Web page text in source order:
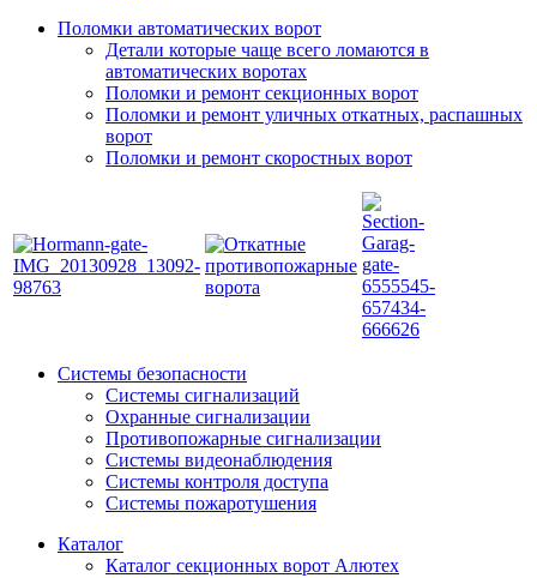
Поломки автоматических ворот
Детали которые чаще всего ломаются в
автоматических воротах
Поломки и ремонт секционных ворот
Поломки и ремонт уличных откатных, распашных
ворот
Поломки и ремонт скоростных ворот
Системы безопасности
Системы сигнализаций
Охранные сигнализации
Противопожарные сигнализации
Системы видеонаблюдения
Системы контроля доступа
Системы пожаротушения
Каталог
Каталог секционных ворот Алютех